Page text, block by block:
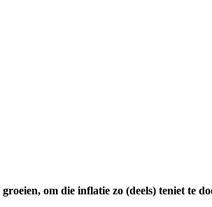
om die inflatie zo (deels) teniet te